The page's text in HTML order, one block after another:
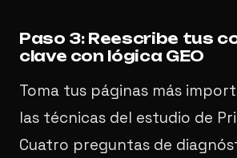
Paso 3: Reescribe tus
clave con lógica GEO
Toma tus páginas más
las técnicas del estudio de
Cuatro preguntas de